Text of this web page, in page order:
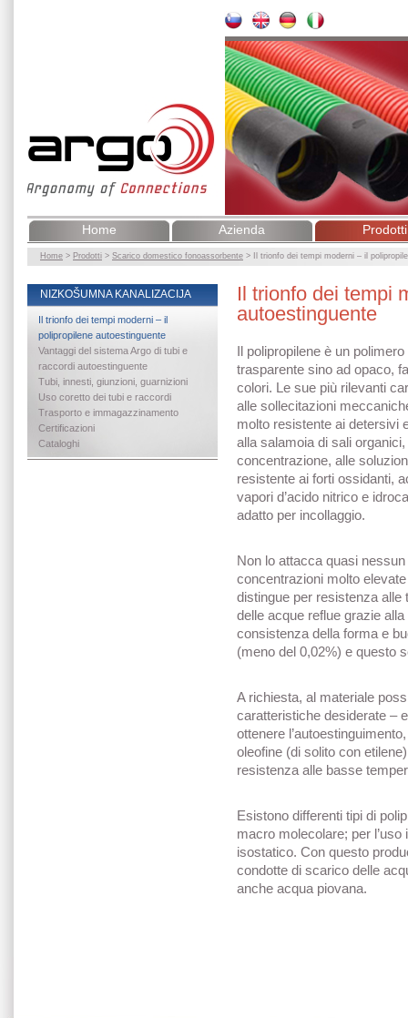
Home Azienda Prodotti
Home > Prodotti > Scarico domestico fonoassorbente > Il trionfo dei tempi moderni – il
NIZKOŠUMNA KANALIZACIJA
Il trionfo dei tempi moderni – il
polipropilene autoestinguente
Vantaggi del sistema Argo di tubi e
raccordi autoestinguente
Tubi, innesti, giunzioni, guarnizioni
Uso coretto dei tubi e raccordi
Trasporto e immagazzinamento
Certificazioni
Cataloghi
Il trionfo dei tempi
autoestinguente
Il polipropilene è un
trasparente sino ad opaco,
colori. Le sue più rilevanti
alle sollecitazioni
molto resistente ai detersivi
alla salamoia di sali
concentrazione, alle
resistente ai forti ossidanti,
vapori d’acido nitrico e
adatto per incollaggio.
Non lo attacca quasi
concentrazioni molto
distingue per resistenza alle
delle acque reflue grazie
consistenza della forma e
(meno del 0,02%) e questo
A richiesta, al materiale
caratteristiche desiderate –
ottenere
oleofine (di solito con
resistenza alle basse
Esistono differenti tipi di
macro molecolare; per
isostatico. Con questo
condotte di scarico delle
anche acqua piovana.